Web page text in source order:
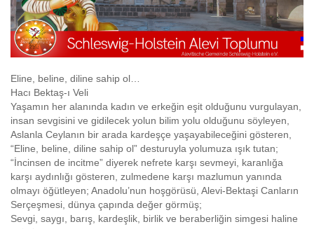
Eline, beline, diline sahip ol…
Hacı Bektaş-ı Veli
Yaşamın her alanında kadın ve erkeğin eşit olduğunu vurgulayan,
insan sevgisini ve gidilecek yolun bilim yolu olduğunu söyleyen,
Aslanla Ceylanın bir arada kardeşçe yaşayabileceğini gösteren,
“Eline, beline, diline sahip ol” desturuyla yolumuza ışık tutan;
“İncinsen de incitme” diyerek nefrete karşı sevmeyi, karanlığa
karşı aydınlığı gösteren, zulmedene karşı mazlumun yanında
olmayı öğütleyen; Anadolu’nun hoşgörüsü, Alevi-Bektaşi Canların
Serçeşmesi, dünya çapında değer görmüş;
Sevgi, saygı, barış, kardeşlik, birlik ve beraberliğin simgesi haline